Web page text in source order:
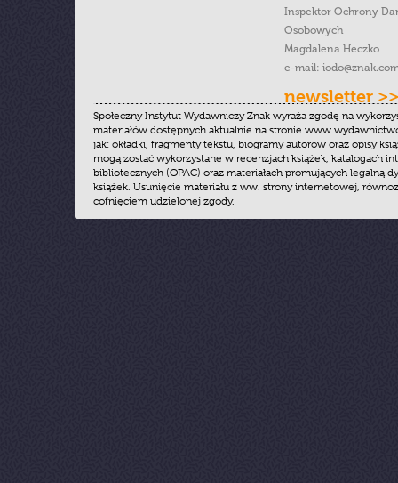
Inspektor Ochrony
Osobowych
Magdalena Heczko
e-mail:
newsletter >>
Społeczny Instytut Wydawniczy Znak wyraża zgodę na
materiałów dostępnych aktualnie na stronie
jak: okładki, fragmenty tekstu, biogramy autorów oraz opisy
mogą zostać wykorzystane w recenzjach książek, katalogach
bibliotecznych (OPAC) oraz materiałach promujących legalną
książek. Usunięcie materiału z ww. strony internetowej,
cofnięciem udzielonej zgody.